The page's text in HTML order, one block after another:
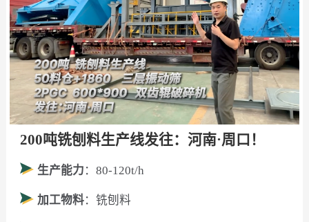
200吨铣刨料生产线发往：河南·周口！
生产能力 ：80-120t/h
加工物料：铣刨料